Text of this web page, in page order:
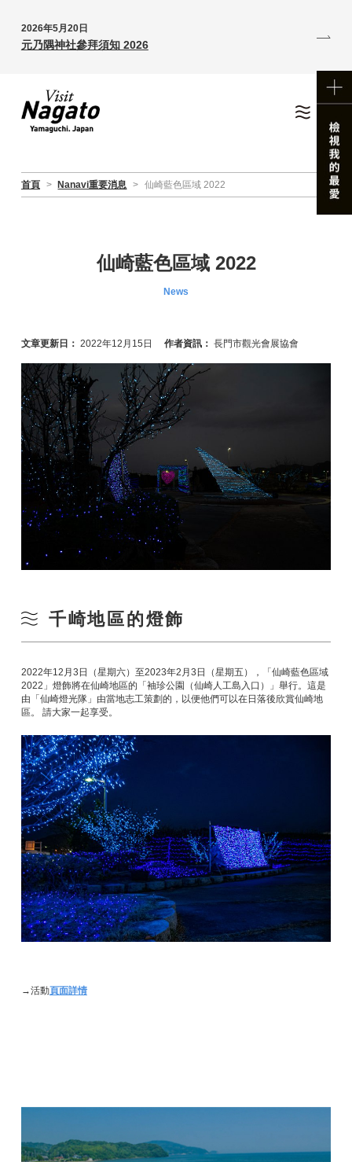
2026年5月20日
元乃隅神社參拜須知 2026
首頁 > Nanavi重要消息 > 仙崎藍色區域 2022
仙崎藍色區域 2022
News
文章更新日： 2022年12月15日 作者資訊： 長門市觀光會展協會
千崎地區的燈飾
2022年12月3日（星期六）至2023年2月3日（星期五），「仙崎藍色區域
2022」燈飾將在仙崎地區的「袖珍公園（仙崎人工島入口）」舉行。這是
由「仙崎燈光隊」由當地志工策劃的，以便他們可以在日落後欣賞仙崎地
區。 請大家一起享受。
→活動頁面詳情